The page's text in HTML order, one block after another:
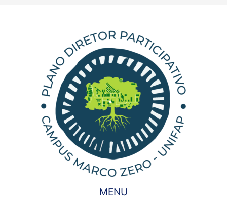
MENU